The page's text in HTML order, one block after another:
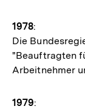
1978:
Die
"Beauftragten
Arbeitnehmer
1979: